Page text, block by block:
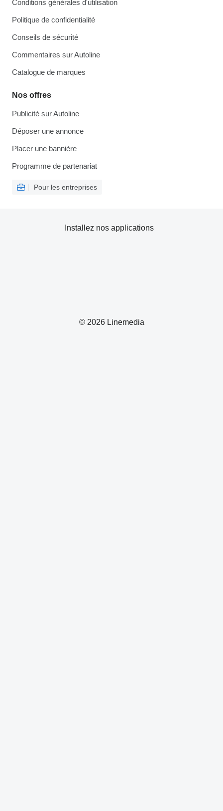
Conditions générales d'utilisation
Politique de confidentialité
Conseils de sécurité
Commentaires sur Autoline
Catalogue de marques
Nos offres
Publicité sur Autoline
Déposer une annonce
Placer une bannière
Programme de partenariat
Pour les entreprises
© 2026 Linemedia
Installez nos applications